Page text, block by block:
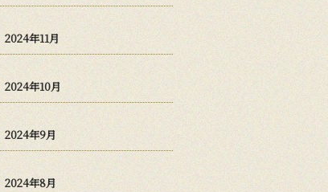
2024年11月
2024年10月
2024年9月
2024年8月